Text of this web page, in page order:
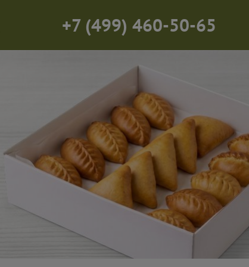
+7(499) 460-50-65